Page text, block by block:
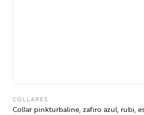
COLLARES
Collar pinkturbaline, zafiro azul, rubi,